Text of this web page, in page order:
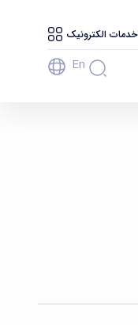
خدمات الکترونیک
En